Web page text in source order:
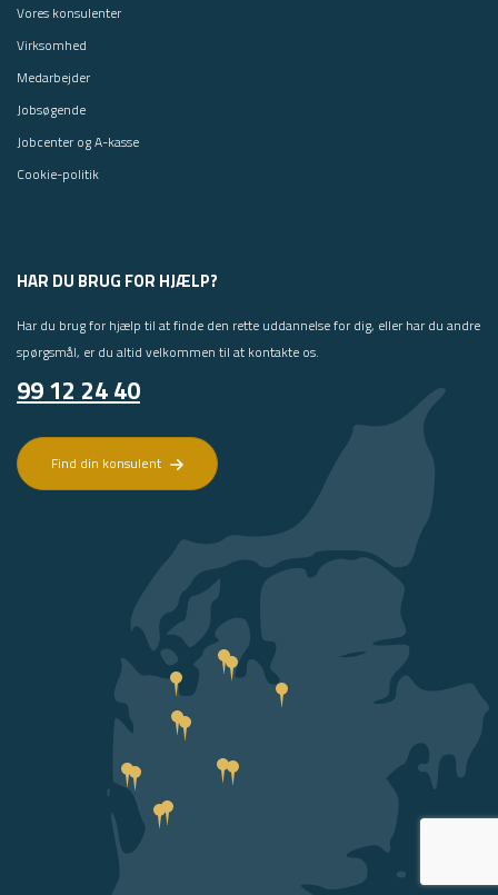
Vores konsulenter
Virksomhed
Medarbejder
Jobsøgende
Jobcenter og A-kasse
Cookie-politik
HAR DU BRUG FOR HJÆLP?
Har du brug for hjælp til at finde den rette uddannelse for dig, eller har du andre
spørgsmål, er du altid velkommen til at kontakte os.
99 12 24 40
Find din konsulent